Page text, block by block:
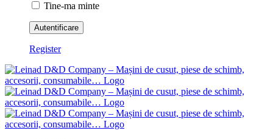
Tine-ma minte
Register